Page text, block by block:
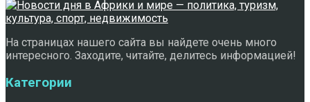
На страницах нашего сайта вы найдете очень много
интересного. Заходите, читайте, делитесь информацией!
Категории